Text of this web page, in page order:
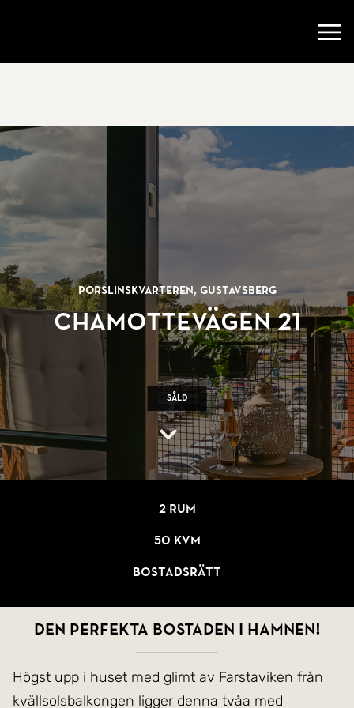
Porslinskvarteren, Gustavsberg
Chamottevägen 21
Såld
2 rum
50 kvm
Bostadsrätt
Den perfekta bostaden i Hamnen!
Högst upp i huset med glimt av Farstaviken från
kvällsolsbalkongen ligger denna tvåa med